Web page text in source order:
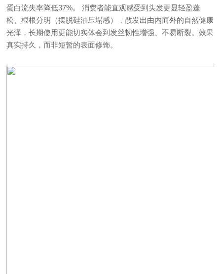
蛋白流失率降低37%。 消费者能直观感受到头发更显轻盈蓬
松、根根分明（摆脱硅油压塌感），散发出由内而外的自然健康
光泽，长期使用更能切实体会到发丝韧性增强、不易断裂。效果
真实持久，而非短暂的表面修饰。